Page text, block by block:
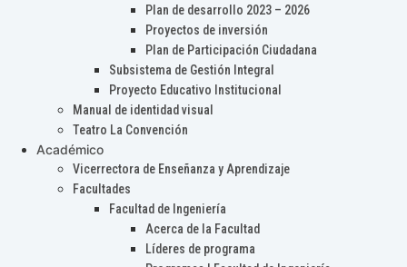
Plan de desarrollo 2023 – 2026
Proyectos de inversión
Plan de Participación Ciudadana
Subsistema de Gestión Integral
Proyecto Educativo Institucional
Manual de identidad visual
Teatro La Convención
Académico
Vicerrectora de Enseñanza y Aprendizaje
Facultades
Facultad de Ingeniería
Acerca de la Facultad
Líderes de programa